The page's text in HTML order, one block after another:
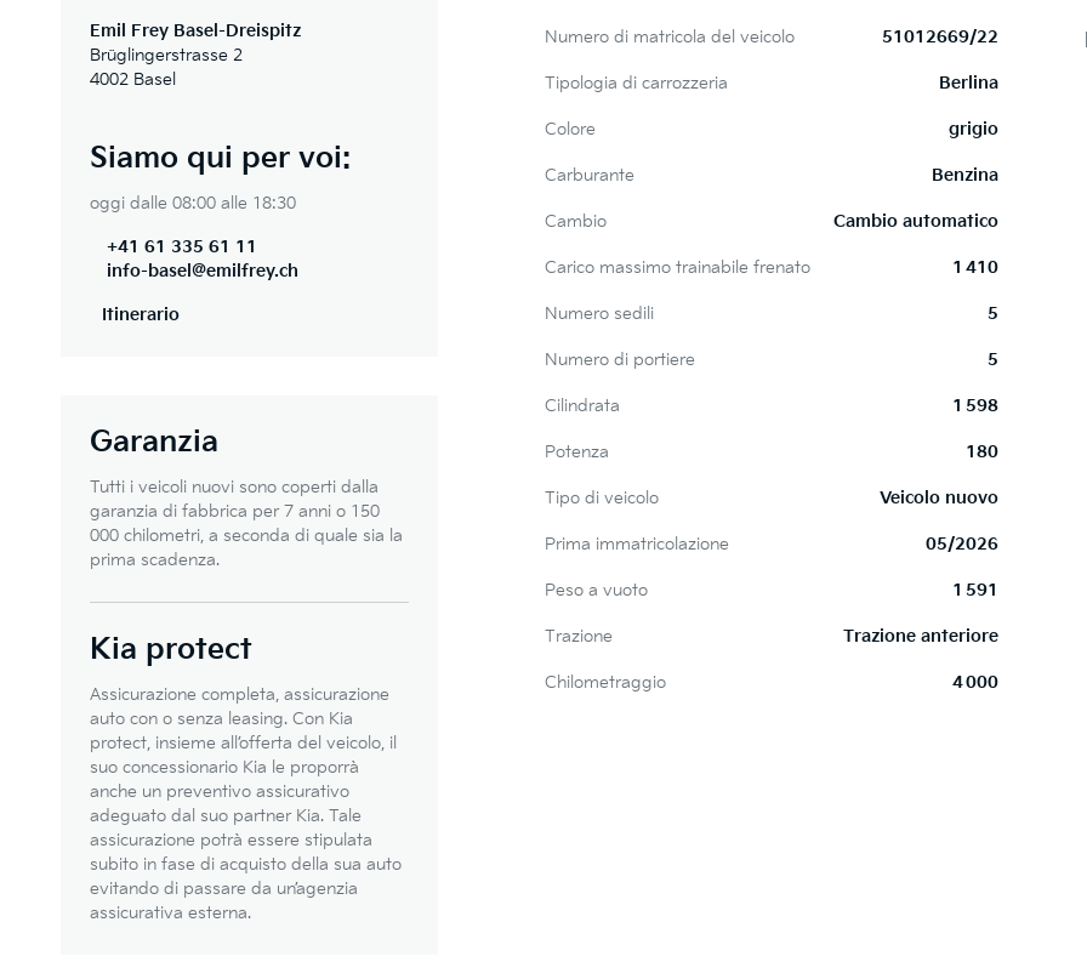
Numero di matricola del veicolo 51012669/22
Tipologia di carrozzeria Berlina
Colore grigio
Carburante Benzina
Cambio Cambio automatico
Carico massimo trainabile frenato 1 410
Numero sedili 5
Numero di portiere 5
Cilindrata 1 598
Potenza 180
Tipo di veicolo Veicolo nuovo
Prima immatricolazione 05/2026
Peso a vuoto 1 591
Trazione Trazione anteriore
Chilometraggio 4 000
Emil Frey Basel-Dreispitz
Brüglingerstrasse 2
4002 Basel
Siamo qui per voi:
oggi dalle 08:00 alle 18:30
+41 61 335 61 11
info-basel@emilfrey.ch
Itinerario
Garanzia
Tutti i veicoli nuovi sono coperti dalla
garanzia di fabbrica per 7 anni o 150
000 chilometri, a seconda di quale sia la
prima scadenza.
Kia protect
Assicurazione completa, assicurazione
auto con o senza leasing. Con Kia
protect, insieme all’offerta del veicolo, il
suo concessionario Kia le proporrà
anche un preventivo assicurativo
adeguato dal suo partner Kia. Tale
assicurazione potrà essere stipulata
subito in fase di acquisto della sua auto
evitando di passare da un’agenzia
assicurativa esterna.